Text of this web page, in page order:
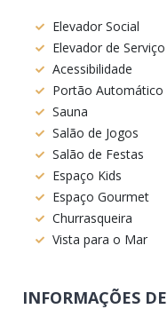
Elevador Social
Elevador de Serviço
Acessibilidade
Portão Automático
Sauna
Salão de Jogos
Salão de Festas
Espaço Kids
Espaço Gourmet
Churrasqueira
Vista para o Mar
INFORMAÇÕES